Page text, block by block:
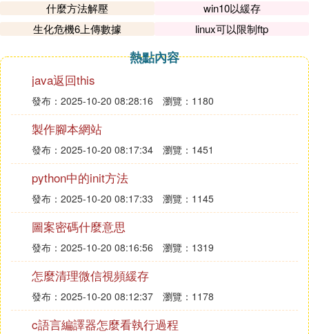
以上就是使用WPS將圖片轉換為Word文檔的具體步
驟。希望這篇文章能夠幫助那些需要處理圖片內容並
希望將其轉換為可編輯文檔格式的朋友。
什麼方法解壓
win10以緩存
生化危機6上傳數據
linux可以限制ftp
熱點內容
java返回this
發布：2025-10-20 08:28:16 瀏覽：1180
製作腳本網站
發布：2025-10-20 08:17:34 瀏覽：1451
python中的init方法
發布：2025-10-20 08:17:33 瀏覽：1145
圖案密碼什麼意思
發布：2025-10-20 08:16:56 瀏覽：1319
怎麼清理微信視頻緩存
發布：2025-10-20 08:12:37 瀏覽：1178
c語言編譯器怎麼看執行過程